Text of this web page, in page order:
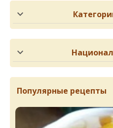
Популярные рецепты